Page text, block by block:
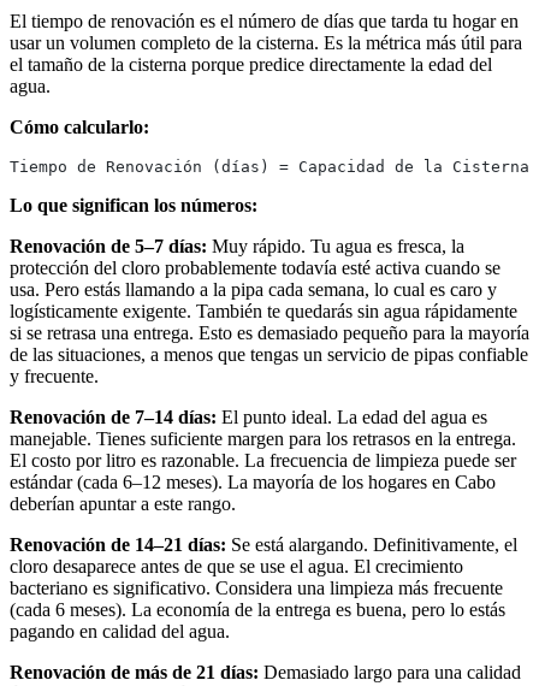
El tiempo de renovación es el número de días que tarda tu hogar en
usar un volumen completo de la cisterna. Es la métrica más útil para
el tamaño de la cisterna porque predice directamente la edad del
agua.
Cómo calcularlo:
Tiempo de Renovación (días) = Capacidad de la
Lo que significan los números:
Renovación de 5–7 días: Muy rápido. Tu agua es fresca, la
protección del cloro probablemente todavía esté activa cuando se
usa. Pero estás llamando a la pipa cada semana, lo cual es caro y
logísticamente exigente. También te quedarás sin agua rápidamente
si se retrasa una entrega. Esto es demasiado pequeño para la mayoría
de las situaciones, a menos que tengas un servicio de pipas confiable
y frecuente.
Renovación de 7–14 días: El punto ideal. La edad del agua es
manejable. Tienes suficiente margen para los retrasos en la entrega.
El costo por litro es razonable. La frecuencia de limpieza puede ser
estándar (cada 6–12 meses). La mayoría de los hogares en Cabo
deberían apuntar a este rango.
Renovación de 14–21 días: Se está alargando. Definitivamente, el
cloro desaparece antes de que se use el agua. El crecimiento
bacteriano es significativo. Considera una limpieza más frecuente
(cada 6 meses). La economía de la entrega es buena, pero lo estás
pagando en calidad del agua.
Renovación de más de 21 días: Demasiado largo para una calidad